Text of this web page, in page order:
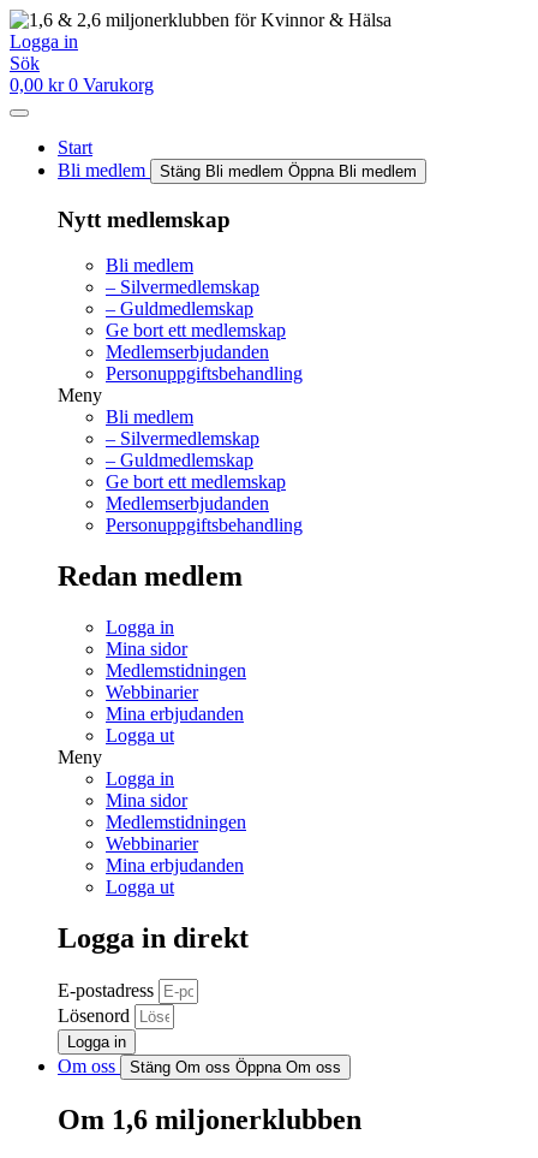
Hoppa
till
innehåll
Logga in
Sök
0,00 kr 0 Varukorg
Start
Bli medlem
Stäng Bli medlem Öppna Bli medlem
Nytt medlemskap
Bli medlem
– Silvermedlemskap
– Guldmedlemskap
Ge bort ett medlemskap
Medlemserbjudanden
Personuppgiftsbehandling
Meny
Bli medlem
– Silvermedlemskap
– Guldmedlemskap
Ge bort ett medlemskap
Medlemserbjudanden
Personuppgiftsbehandling
Redan medlem
Logga in
Mina sidor
Medlemstidningen
Webbinarier
Mina erbjudanden
Logga ut
Meny
Logga in
Mina sidor
Medlemstidningen
Webbinarier
Mina erbjudanden
Logga ut
Logga in direkt
E-postadress
Lösenord
Logga in
Om oss Stäng Om oss Öppna Om oss
Om 1,6 miljonerklubben